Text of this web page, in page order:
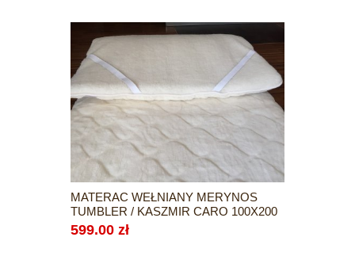
MATERAC WEŁNIANY MERYNOS
TUMBLER / KASZMIR CARO 100X200
599.00 zł